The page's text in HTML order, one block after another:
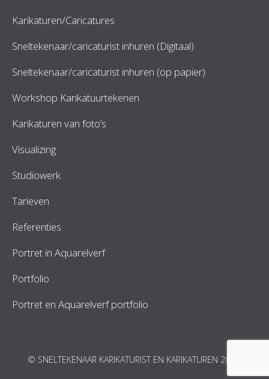
Karikaturen/Caricatures
Sneltekenaar/caricaturist inhuren (Digitaal)
Sneltekenaar/caricaturist inhuren (op papier)
Workshop Karikatuurtekenen
Karikaturen van foto’s
Visualizing
Studiowerk
Tarieven
Referenties
Portret in Aquarelverf
Portfolio
Portret en Aquarelverf portfolio
© SNELTEKENAAR KARIKATURIST EN KARIKATUREN 2026.